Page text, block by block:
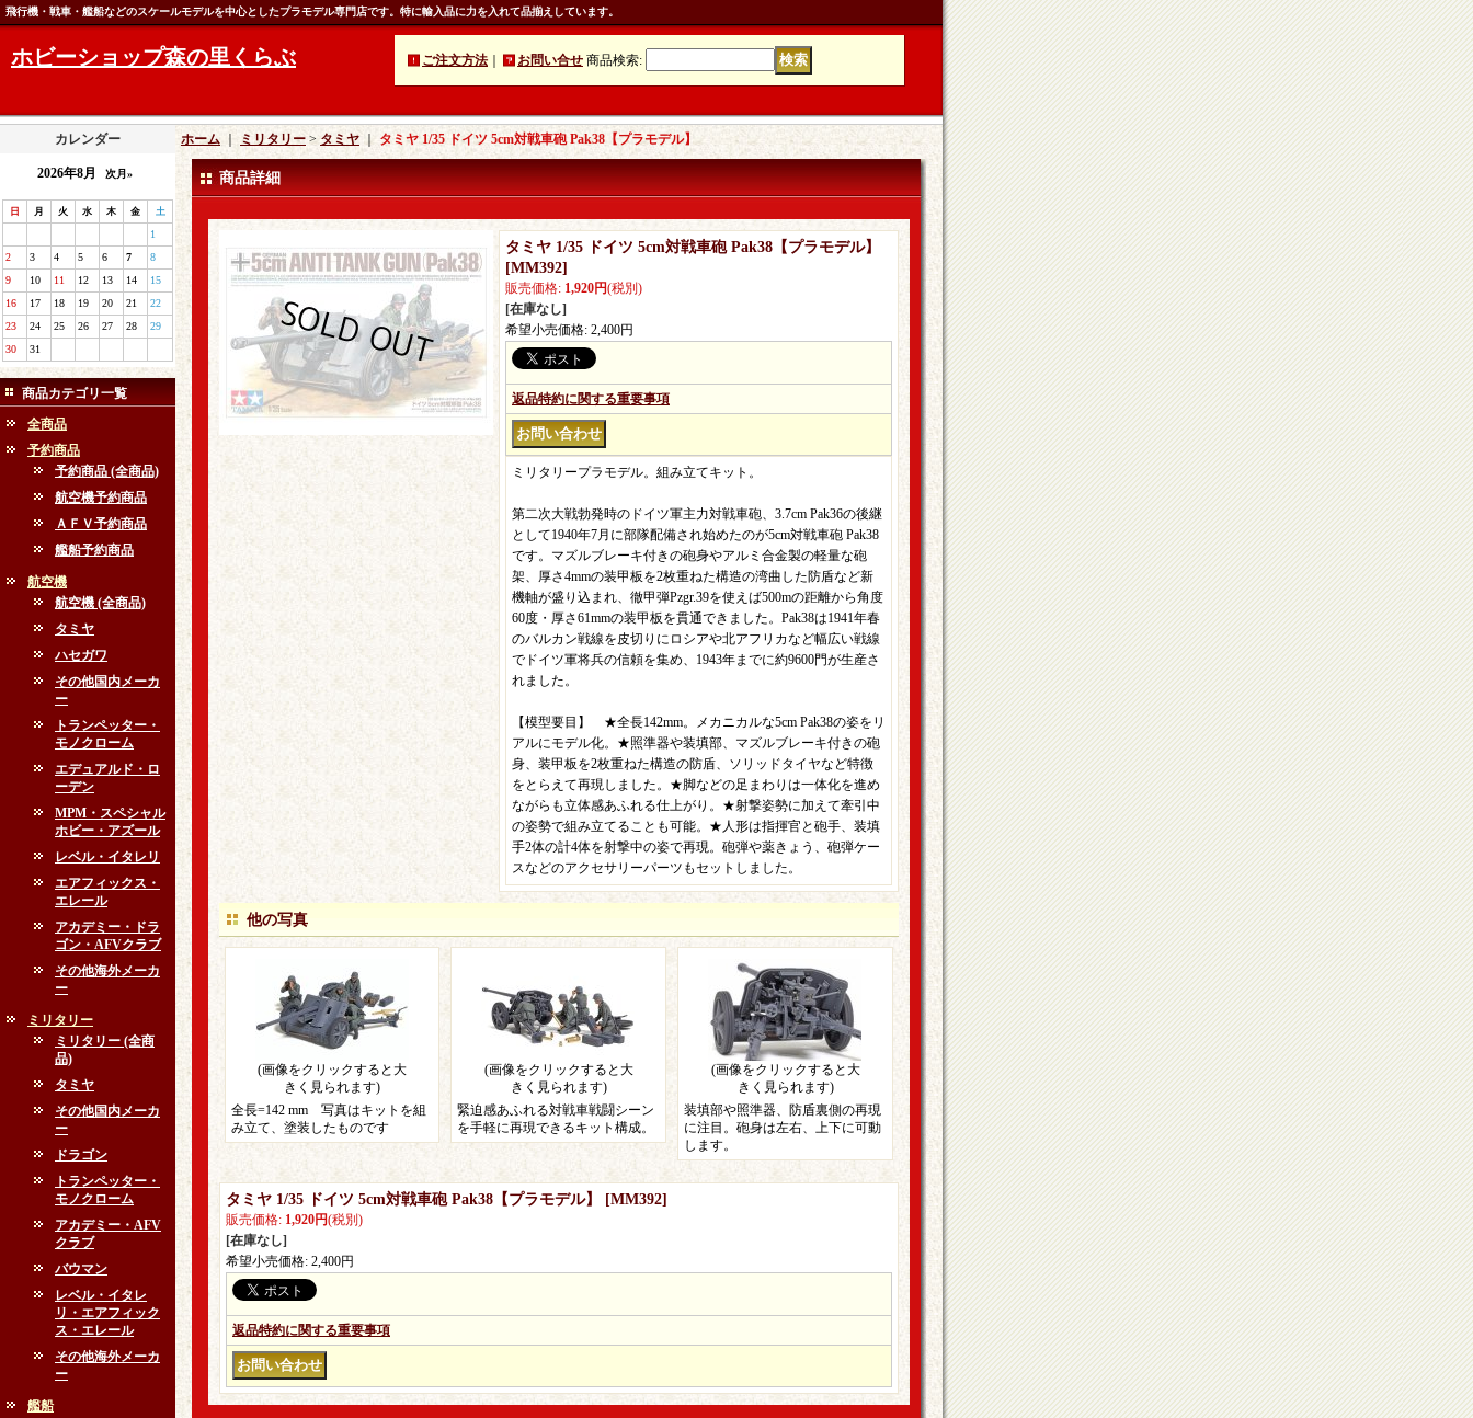
飛行機・戦車・艦船などのスケールモデルを中心としたプラモデル専門店です。特に輸入品に力を入れて品揃えしています。
ホビーショップ森の里くらぶ ご注文方法 お問い合せ 商品検索:
カレンダー
2026年8月 次月»
日 月 火 水 木 金 土
1
2
3 4 5 6 7
8
9
10 11 12 13 14
15
16
17 18 19 20 21
22
23
24 25 26 27 28
29
30
31
商品カテゴリ一覧
全商品
予約商品
予約商品 (全商品)
航空機予約商品
ＡＦＶ予約商品
艦船予約商品
航空機
航空機 (全商品)
タミヤ
ハセガワ
その他国内メーカ
ー
トランペッター・
モノクローム
エデュアルド・ロ
ーデン
MPM・スペシャル
ホビー・アズール
レベル・イタレリ
エアフィックス・
エレール
アカデミー・ドラ
ゴン・AFVクラブ
その他海外メーカ
ー
ミリタリー
ミリタリー (全商
品)
タミヤ
その他国内メーカ
ー
ドラゴン
トランペッター・
モノクローム
アカデミー・AFV
クラブ
バウマン
レベル・イタレ
リ・エアフィック
ス・エレール
その他海外メーカ
ー
艦船
ホーム ミリタリー > タミヤ ｜ タミヤ 1/35 ドイツ 5cm対戦車砲 Pak38【プラモデル】
商品詳細
タミヤ 1/35 ドイツ 5cm対戦車砲 Pak38【プラモデル】
[MM392]
販売価格: 1,920円(税別)
[在庫なし]
希望小売価格: 2,400円
返品特約に関する重要事項
ミリタリープラモデル。組み立てキット。
第二次大戦勃発時のドイツ軍主力対戦車砲、3.7cm Pak36の後継
として1940年7月に部隊配備され始めたのが5cm対戦車砲 Pak38
です。マズルブレーキ付きの砲身やアルミ合金製の軽量な砲
架、厚さ4mmの装甲板を2枚重ねた構造の湾曲した防盾など新
機軸が盛り込まれ、徹甲弾Pzgr.39を使えば500mの距離から角度
60度・厚さ61mmの装甲板を貫通できました。Pak38は1941年春
のバルカン戦線を皮切りにロシアや北アフリカなど幅広い戦線
でドイツ軍将兵の信頼を集め、1943年までに約9600門が生産さ
れました。
【模型要目】 ★全長142mm。メカニカルな5cm Pak38の姿をリ
アルにモデル化。★照準器や装填部、マズルブレーキ付きの砲
身、装甲板を2枚重ねた構造の防盾、ソリッドタイヤなど特徴
をとらえて再現しました。★脚などの足まわりは一体化を進め
ながらも立体感あふれる仕上がり。★射撃姿勢に加えて牽引中
の姿勢で組み立てることも可能。★人形は指揮官と砲手、装填
手2体の計4体を射撃中の姿で再現。砲弾や薬きょう、砲弾ケー
スなどのアクセサリーパーツもセットしました。
他の写真
(画像をクリックすると大
きく見られます)
全長=142 mm 写真はキットを組
み立て、塗装したものです
(画像をクリックすると大
きく見られます)
緊迫感あふれる対戦車戦闘シーン
を手軽に再現できるキット構成。
(画像をクリックすると大
きく見られます)
装填部や照準器、防盾裏側の再現
に注目。砲身は左右、上下に可動
します。
タミヤ 1/35 ドイツ 5cm対戦車砲 Pak38【プラモデル】 [MM392]
販売価格: 1,920円(税別)
[在庫なし]
希望小売価格: 2,400円
返品特約に関する重要事項